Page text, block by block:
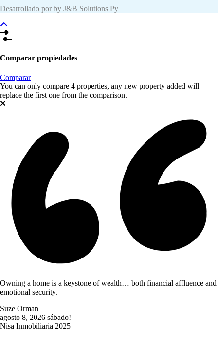
Desarrollado por by J&B Solutions Py
Comparar propiedades
Comparar
You can only compare 4 properties, any new property added will
replace the first one from the comparison.
Owning a home is a keystone of wealth… both financial affluence and
emotional security.
Suze Orman
agosto 8, 2026 sábado!
Nisa Inmobiliaria 2025